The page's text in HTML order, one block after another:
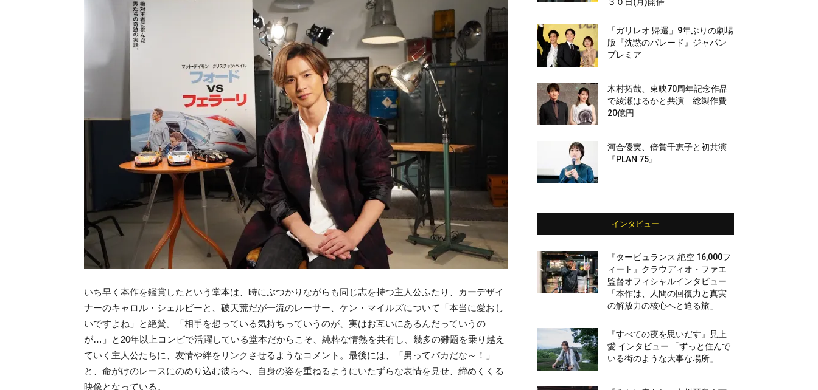
いち早く本作を鑑賞したという堂本は、時にぶつかりながらも同じ志を持つ主人公ふたり、カーデザイ
ナーのキャロル・シェルビーと、破天荒だが一流のレーサー、ケン・マイルズについて「本当に愛おし
いですよね」と絶賛。「相手を想っている気持ちっていうのが、実はお互いにあるんだっていうの
が…」と20年以上コンビで活躍している堂本だからこそ、純粋な情熱を共有し、幾多の難題を乗り越え
ていく主人公たちに、友情や絆をリンクさせるようなコメント。最後には、「男ってバカだな～！」
と、命がけのレースにのめり込む彼らへ、自身の姿を重ねるようにいたずらな表情を見せ、締めくくる
映像となっている。
「ガリレオ 帰還」9年ぶりの劇場
版『沈黙のパレード』ジャパン
プレミア
木村拓哉、東映70周年記念作品
で綾瀬はるかと共演 総製作費
20億円
河合優実、倍賞千恵子と初共演
『PLAN 75』
インタビュー
『タービュランス 絶空 16,000フ
ィート』クラウディオ・ファエ
監督オフィシャルインタビュー
「本作は、人間の回復力と真実
の解放力の核心へと迫る旅」
『すべての夜を思いだす』見上
愛 インタビュー 「ずっと住んで
いる街のような大事な場所」